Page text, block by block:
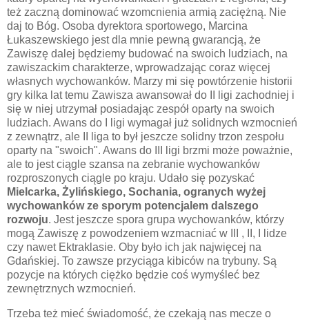
też zaczną dominować wzomcnienia armią zaciężną. Nie
daj to Bóg. Osoba dyrektora sportowego, Marcina
Łukaszewskiego jest dla mnie pewną gwarancją, że
Zawiszę dalej będziemy budować na swoich ludziach, na
zawiszackim charakterze, wprowadzając coraz więcej
własnych wychowanków. Marzy mi się powtórzenie historii
gry kilka lat temu Zawisza awansował do II ligi zachodniej i
się w niej utrzymał posiadając zespół oparty na swoich
ludziach. Awans do I ligi wymagał już solidnych wzmocnień
z zewnątrz, ale II liga to był jeszcze solidny trzon zespołu
oparty na "swoich". Awans do III ligi brzmi może poważnie,
ale to jest ciągle szansa na zebranie wychowanków
rozproszonych ciągle po kraju. Udało się pozyskać
Mielcarka, Żylińskiego, Sochania, ogranych wyżej
wychowanków ze sporym potencjalem dalszego
rozwoju. Jest jeszcze spora grupa wychowanków, którzy
mogą Zawiszę z powodzeniem wzmacniać w III , II, I lidze
czy nawet Ektraklasie. Oby było ich jak najwięcej na
Gdańskiej. To zawsze przyciąga kibiców na trybuny. Są
pozycje na których ciężko będzie coś wymyśleć bez
zewnętrznych wzmocnień.
Trzeba też mieć świadomość, że czekają nas mecze o